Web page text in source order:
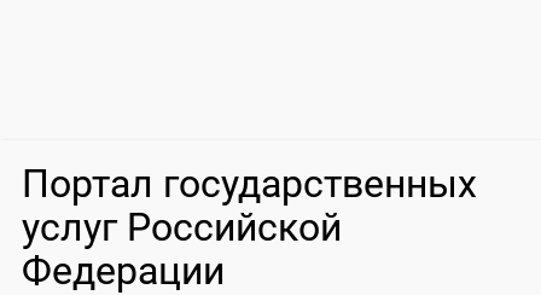
Портал государственных
услуг Российской
Федерации